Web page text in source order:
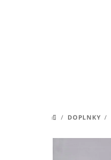
DOMOV
/ DOPLNKY /